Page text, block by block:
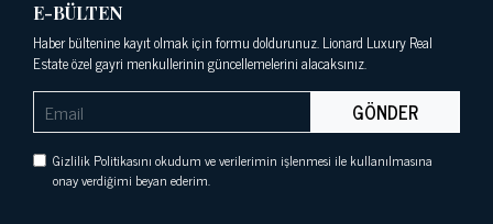
E-BÜLTEN
Haber bültenine kayıt olmak için formu doldurunuz. Lionard Luxury Real
Estate özel gayri menkullerinin güncellemelerini alacaksınız.
GÖNDER
Gizlilik Politikasını okudum ve verilerimin işlenmesi ile kullanılmasına
onay verdiğimi beyan ederim.